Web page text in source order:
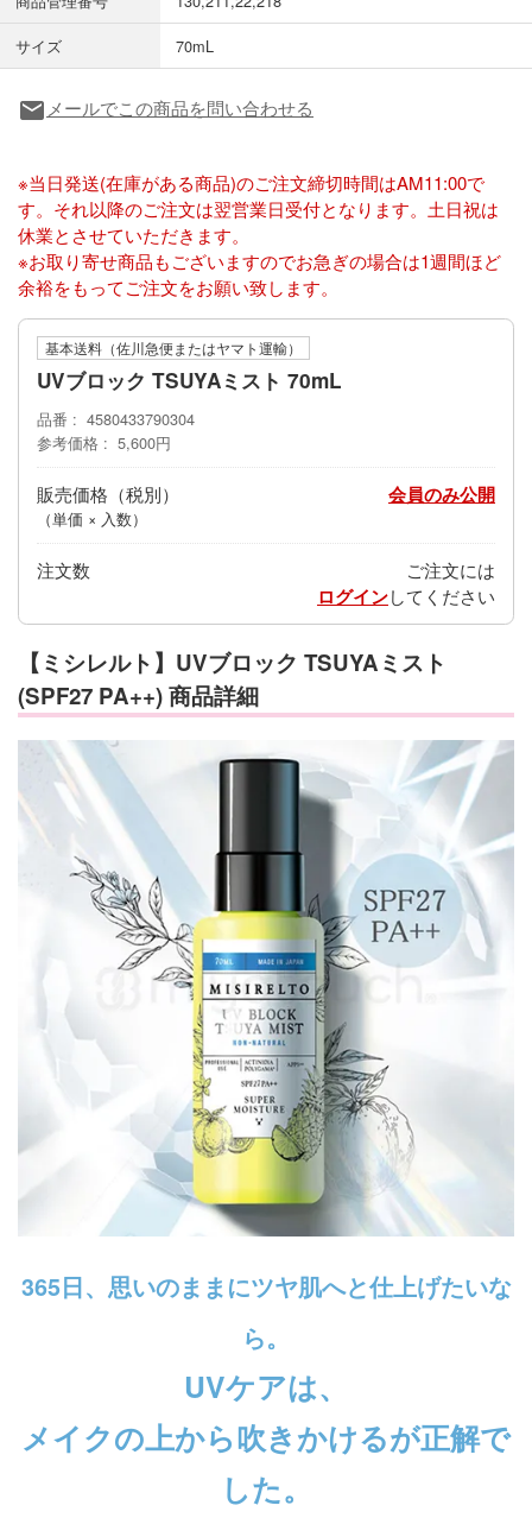
サイズ
70mL
local_post_officeメールでこの商品を問い合わせる
※当日発送(在庫がある商品)のご注文締切時間はAM11:00で
す。それ以降のご注文は翌営業日受付となります。土日祝は
休業とさせていただきます。
※お取り寄せ商品もございますのでお急ぎの場合は1週間ほど
余裕をもってご注文をお願い致します。
基本送料（佐川急便またはヤマト運輸）
UVブロック TSUYAミスト 70mL
品番
4580433790304
参考価格
5,600円
販売価格
（単価 × 入数）
会員のみ公開
注文数 ご注文には
ログインしてください
【ミシレルト】UVブロック TSUYAミスト
(SPF27 PA++) 商品詳細
365日、思いのままにツヤ肌へと仕上げたいな
ら。
UVケアは、
メイクの上から吹きかけるが正解で
した。